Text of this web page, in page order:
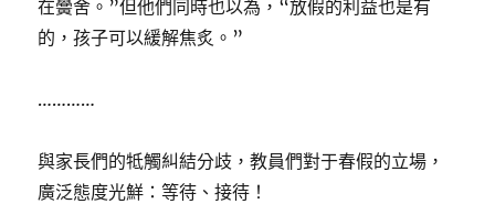
在黌舍。”但他們同時也以為，“放假的利益也是有
的，孩子可以緩解焦炙。”
…………
與家長們的牴觸糾結分歧，教員們對于春假的立場，
廣泛態度光鮮：等待、接待！